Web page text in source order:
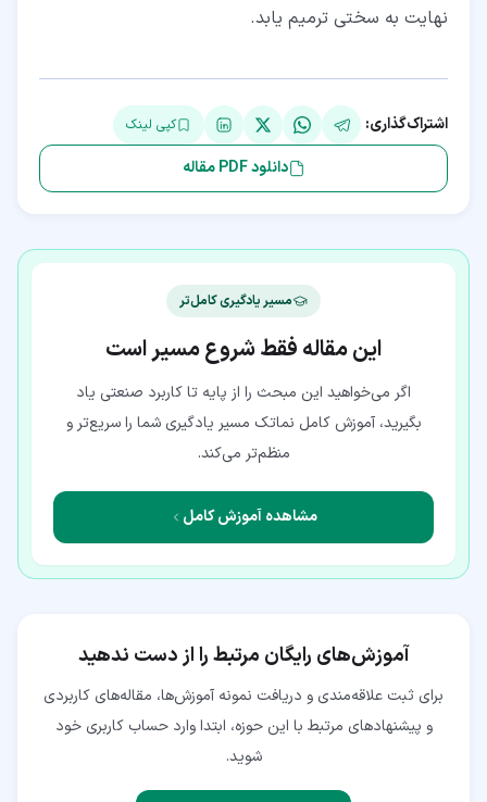
نهایت به سختی ترمیم یابد.
اشتراک‌گذاری: کپی لینک
دانلود PDF مقاله
مسیر یادگیری کامل‌تر
این مقاله فقط شروع مسیر است
اگر می‌خواهید این مبحث را از پایه تا کاربرد صنعتی یاد
بگیرید، آموزش کامل نماتک مسیر یادگیری شما را سریع‌تر و
منظم‌تر می‌کند.
مشاهده آموزش کامل
آموزش‌های رایگان مرتبط را از دست ندهید
برای ثبت علاقه‌مندی و دریافت نمونه آموزش‌ها، مقاله‌های کاربردی
و پیشنهادهای مرتبط با این حوزه، ابتدا وارد حساب کاربری خود
شوید.